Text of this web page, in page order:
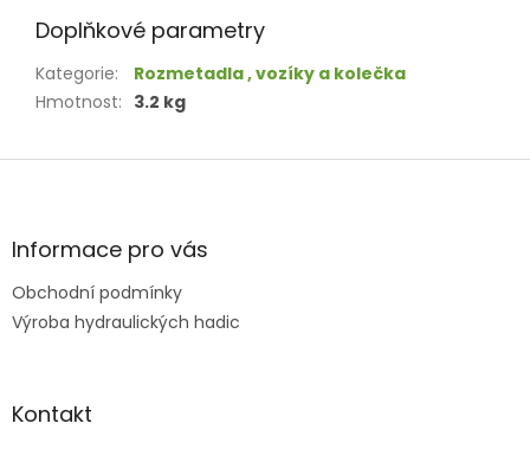
Doplňkové parametry
Kategorie:
Rozmetadla , vozíky a kolečka
Hmotnost: 3.2 kg
Z
aInformace pro vás
Obchodní podmínky
Výroba hydraulických hadic
Kontakt